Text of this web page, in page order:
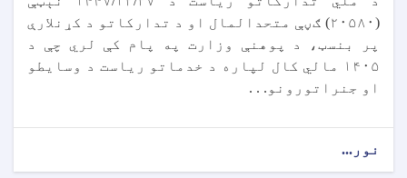
(۲۰۵۸۰) ګڼې متحدالمال او د تدارکاتو د کړنلارې
پر بنسټ، د پوهنې وزارت په پام کې لري چې د
۱۴۰۵ مالي کال لپاره د خدماتو ریاست د وسایطو
او جنراتورونو. . .
نور...